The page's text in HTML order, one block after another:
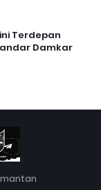
Terdepan
Damkar